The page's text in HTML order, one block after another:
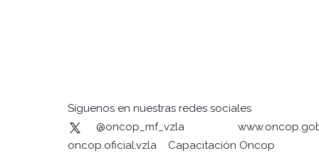
Síguenos en nuestras redes sociales
@oncop_mf_vzla
oncop.oficial.vzla
Capacitación Oncop